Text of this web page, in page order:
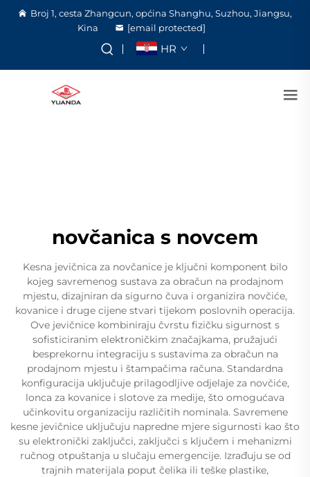
Broj 1, cesta Zhangcun, općina Shanghu, Suzhou, Jiangsu,
Kina
[email protected]
HR
novčanica s novcem
Kesna jevičnica za novčanice je ključni komponent bilo
kojeg savremenog sustava za obračun na prodajnom
mjestu, dizajniran da sigurno čuva i organizira novčiće,
kovanice i druge cijene stvari tijekom poslovnih operacija.
Ove jevičnice kombiniraju čvrstu fizičku sigurnost s
sofisticiranim elektroničkim značajkama, pružajući
besprekornu integraciju s sustavima za obračun na
prodajnom mjestu i štampačima računa. Standardna
konfiguracija uključuje prilagodljive odjelaje za novčiće,
lonca za kovanice i slotove za medije, što omogućava
učinkovitu organizaciju različitih nominala. Savremene
kesne jevičnice uključuju napredne mjere sigurnosti kao što
su elektronički zaključci, zaključci s ključem i mehanizmi
ručnog otpuštanja u slučaju emergencije. Izrađuju se od
trajnih materijala poput čelika ili teške plastike,